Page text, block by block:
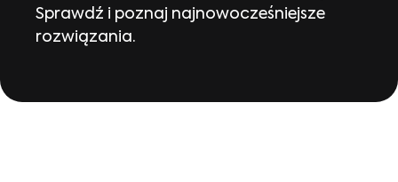
Sprawdź i poznaj najnowocześniejsze
rozwiązania.